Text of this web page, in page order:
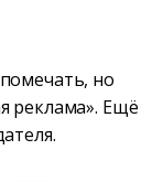
но
реклама». Ещё